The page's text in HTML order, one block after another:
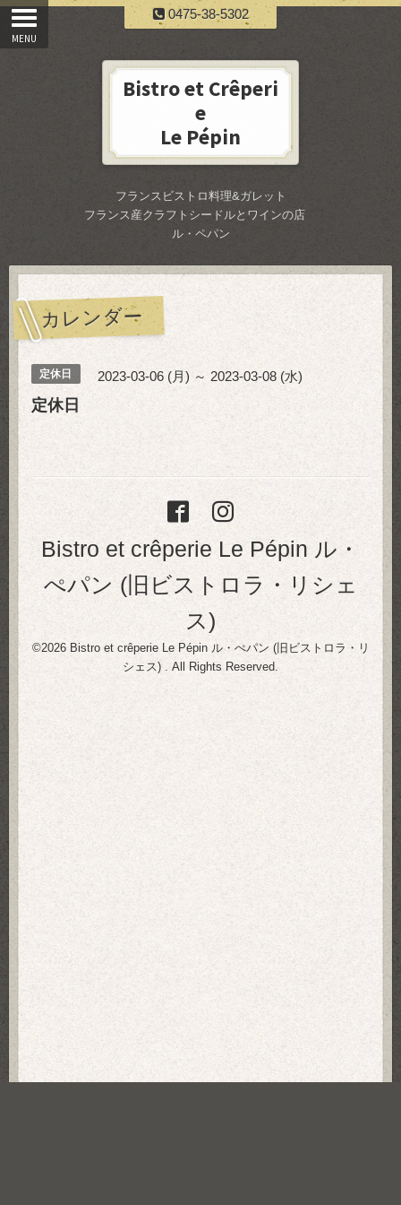
0475-38-5302
Bistro et Crêperi
e
Le Pépin
フランスビストロ料理&ガレット
フランス産クラフトシードルとワインの店
ル・ペパン
カレンダー
定休日 2023-03-06 (月) ～ 2023-03-08 (水)
定休日
Bistro et crêperie Le Pépin ル・
ぺパン (旧ビストロラ・リシェ
ス)
©2026 Bistro et crêperie Le Pépin ル・ぺパン (旧ビストロラ・リ
シェス)
. All Rights Reserved.